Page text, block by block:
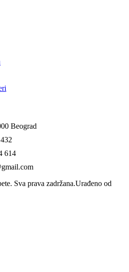
Beograd
614
Sva prava zadržana.Urađeno od